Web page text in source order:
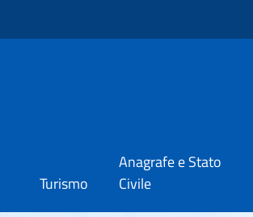
Turismo
Anagrafe e Stato
Civile